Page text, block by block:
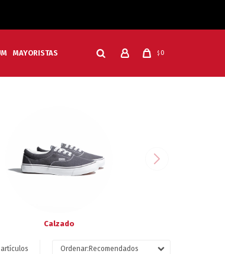
MAYORISTAS $ 0
Calzado
artículos Recomendados